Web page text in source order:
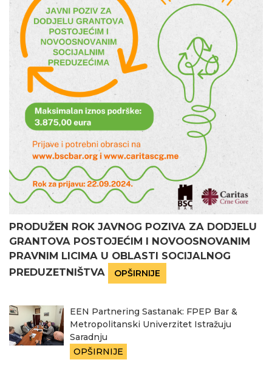
PRODUŽEN ROK JAVNOG POZIVA ZA DODJELU
GRANTOVA POSTOJEĆIM I NOVOOSNOVANIM
PRAVNIM LICIMA U OBLASTI SOCIJALNOG
PREDUZETNIŠTVA
OPŠIRNIJE
EEN Partnering Sastanak: FPEP Bar &
Metropolitanski Univerzitet Istražuju
Saradnju
OPŠIRNIJE